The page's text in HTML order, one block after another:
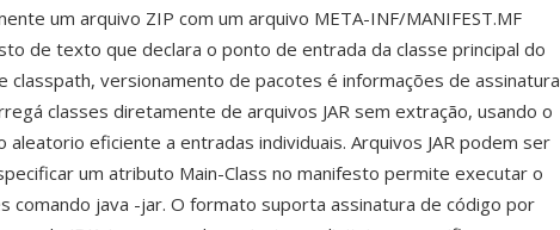
um arquivo ZIP com um arquivo META-INF/MANIFEST.MF
de texto que declara o ponto de entrada da classe principal do
classpath, versionamento de pacotes é informações de assinatura
classes diretamente de arquivos JAR sem extração, usando o
eficiente a entradas individuais. Arquivos JAR podem ser
um atributo Main-Class no manifesto permite executar o
comando java -jar. O formato suporta assinatura de código por